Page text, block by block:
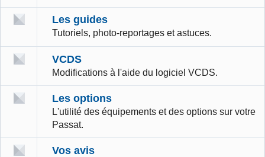
Les guides
Tutoriels, photo-reportages et astuces.
VCDS
Modifications à l'aide du logiciel VCDS.
Les options
L'utilité des équipements et des options sur votre
Passat.
Vos avis